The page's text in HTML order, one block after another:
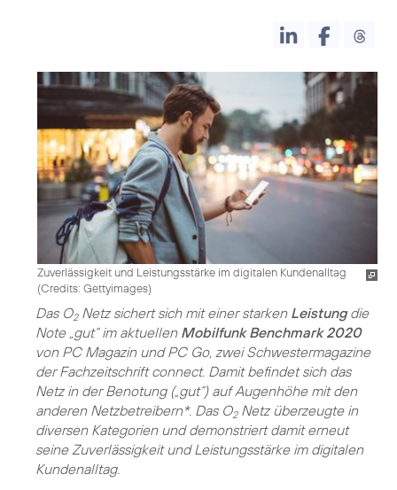
Zuverlässigkeit und Leistungsstärke im digitalen Kundenalltag
(Credits: Gettyimages)
Das O2Netz sichert sich mit einer starken Leistungdie
Note „gut“ im aktuellen Mobilfunk Benchmark 2020
von PC Magazin und PC Go, zwei Schwestermagazine
der Fachzeitschrift connect. Damit befindet sich das
Netz in der Benotung („gut“) auf Augenhöhe mit den
anderen Netzbetreibern*. Das O2Netz überzeugte in
diversen Kategorien und demonstriert damit erneut
seine Zuverlässigkeit und Leistungsstärke im digitalen
Kundenalltag.